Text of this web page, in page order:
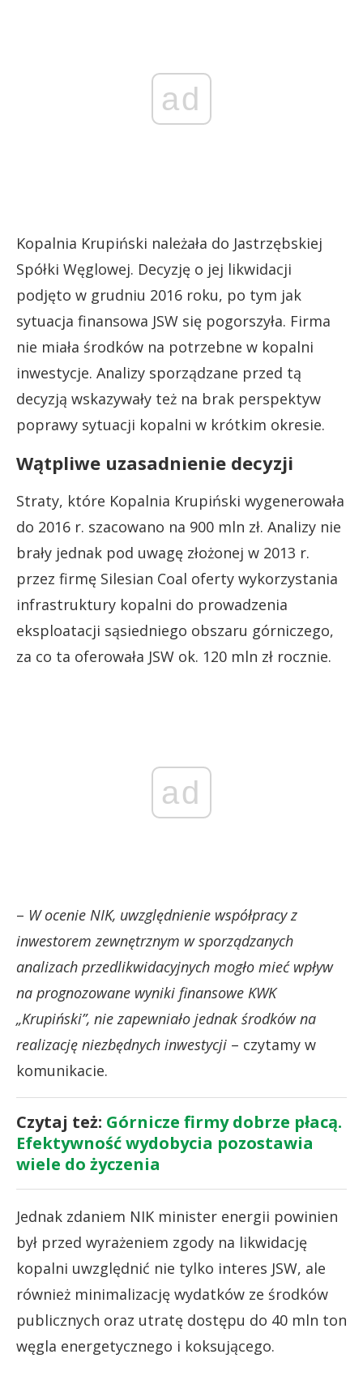
ad
Kopalnia Krupiński należała do Jastrzębskiej
Spółki Węglowej. Decyzję o jej likwidacji
podjęto w grudniu 2016 roku, po tym jak
sytuacja finansowa JSW się pogorszyła. Firma
nie miała środków na potrzebne w kopalni
inwestycje. Analizy sporządzane przed tą
decyzją wskazywały też na brak perspektyw
poprawy sytuacji kopalni w krótkim okresie.
Wątpliwe uzasadnienie decyzji
Straty, które Kopalnia Krupiński wygenerowała
do 2016 r. szacowano na 900 mln zł. Analizy nie
brały jednak pod uwagę złożonej w 2013 r.
przez firmę Silesian Coal oferty wykorzystania
infrastruktury kopalni do prowadzenia
eksploatacji sąsiedniego obszaru górniczego,
za co ta oferowała JSW ok. 120 mln zł rocznie.
ad
– W ocenie NIK, uwzględnienie współpracy z
inwestorem zewnętrznym w sporządzanych
analizach przedlikwidacyjnych mogło mieć wpływ
na prognozowane wyniki finansowe KWK
„Krupiński”, nie zapewniało jednak środków na
realizację niezbędnych inwestycji – czytamy w
komunikacie.
Czytaj też: Górnicze firmy dobrze płacą.
Efektywność wydobycia pozostawia
wiele do życzenia
Jednak zdaniem NIK minister energii powinien
był przed wyrażeniem zgody na likwidację
kopalni uwzględnić nie tylko interes JSW, ale
również minimalizację wydatków ze środków
publicznych oraz utratę dostępu do 40 mln ton
węgla energetycznego i koksującego.